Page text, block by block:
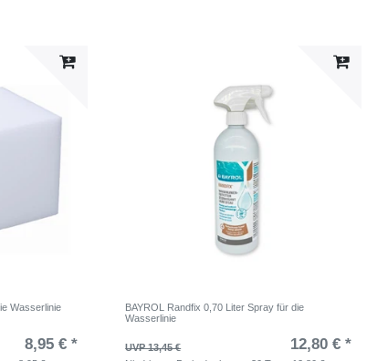
Wasserlinie
8,95 € *
BAYROL Randfix 0,70 Liter Spray für die
Wasserlinie
UVP 13,45 € 12,80 € *